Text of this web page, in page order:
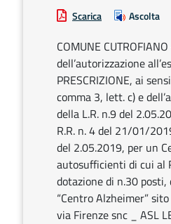
Scarica Ascolta
COMUNE
dell’autorizzazione
PRESCRIZIONE, ai
comma 3, lett. c) e
della L.R. n.9 del
R.R. n. 4 del 21/01/
del 2.05.2019, per un
autosufficienti di cui al
dotazione di n.30
“Centro Alzheimer”
via Firenze snc _ ASL